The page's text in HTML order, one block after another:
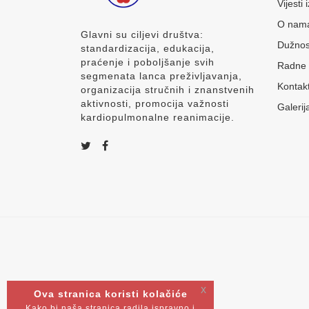
Glavni su ciljevi društva:
standardizacija, edukacija,
praćenje i poboljšanje svih
segmenata lanca preživljavanja,
organizacija stručnih i znanstvenih
aktivnosti, promocija važnosti
kardiopulmonalne reanimacije.
Vijesti
O
Radne
Ova stranica koristi kolačiće x